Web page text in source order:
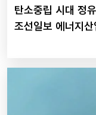
탄소중립 시대 정
조선일보 에너지